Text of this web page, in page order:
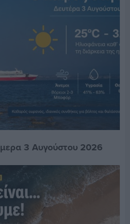
3 Αυγούστου 2026